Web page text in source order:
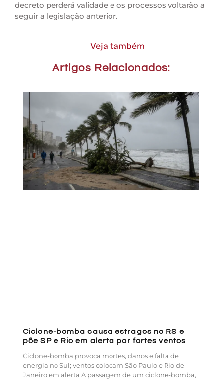
decreto perderá validade e os processos voltarão a
seguir a legislação anterior.
Veja também
Artigos Relacionados:
Ciclone-bomba causa estragos no RS e
põe SP e Rio em alerta por fortes ventos
Ciclone-bomba provoca mortes, danos e falta de
energia no Sul; ventos colocam São Paulo e Rio de
Janeiro em alerta A passagem de um ciclone-bomba,